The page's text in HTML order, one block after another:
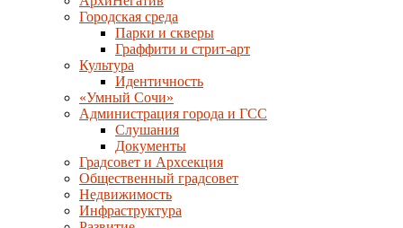
Городская среда
Парки и скверы
Граффити и стрит-арт
Культура
Идентичность
«Умный Сочи»
Администрация города и ГСС
Слушания
Документы
Градсовет и Архсекция
Общественный градсовет
Недвижимость
Инфраструктура